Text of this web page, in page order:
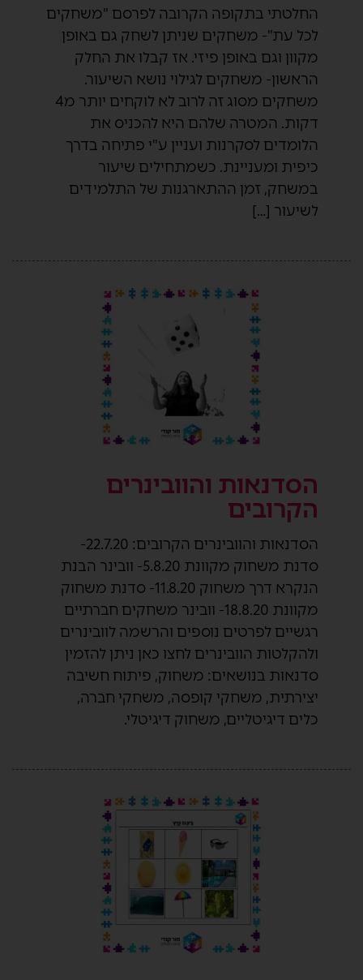
החלטתי בתקופה הקרובה לפרסם "משחקים
לכל עת"- משחקים שניתן לשחק גם באופן
מקוון וגם באופן פיזי. אז קבלו את החלק
הראשון- משחקים לגילוי נושא השיעור.
משחקים מסוג זה לרוב לא לוקחים יותר מ4
דקות. המטרה שלהם היא להכניס את
הלומדים לסקרנות ועניין ע"י פתיחה בדרך
כיפית ומעניינת. כשמתחילים שיעור
במשחק, זמן ההתארגנות של התלמידים
לשיעור […]
הסדנאות והוובינרים
הקרובים
הסדנאות והוובינרים הקרובים: 22.7.20-
סדנת משחוק מקוונת 5.8.20- וובינר הבנת
הנקרא דרך משחוק 11.8.20- סדנת משחוק
מקוונת 18.8.20- וובינר משחקים חברתיים
רגשיים לפרטים נוספים והרשמה לוובינרים
ולהקלטות הוובינרים לחצו כאן ניתן להזמין
סדנאות בנושאים: משחוק, פיתוח חשיבה
יצירתית, משחקי קופסה, משחקי חברה,
כלים דיגיטליים, משחוק דיגיטלי.